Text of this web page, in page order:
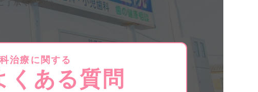
治療に関する
くある質問